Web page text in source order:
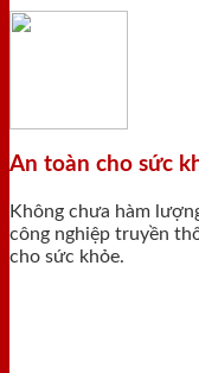
An toàn cho sức
Không chưa hàm
công nghiệp truyền
cho sức khỏe.